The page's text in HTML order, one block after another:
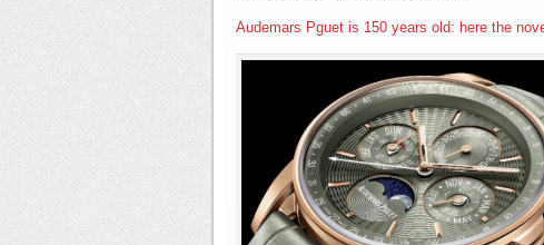
Audemars Pguet is 150 years old: here the